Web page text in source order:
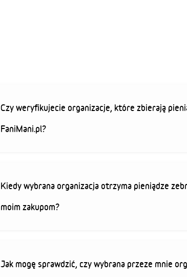
Czy weryfikujecie organizacje, które zbierają
FaniMani.pl?
Kiedy wybrana organizacja otrzyma pieniądze
moim zakupom?
Jak mogę sprawdzić, czy wybrana przeze mnie